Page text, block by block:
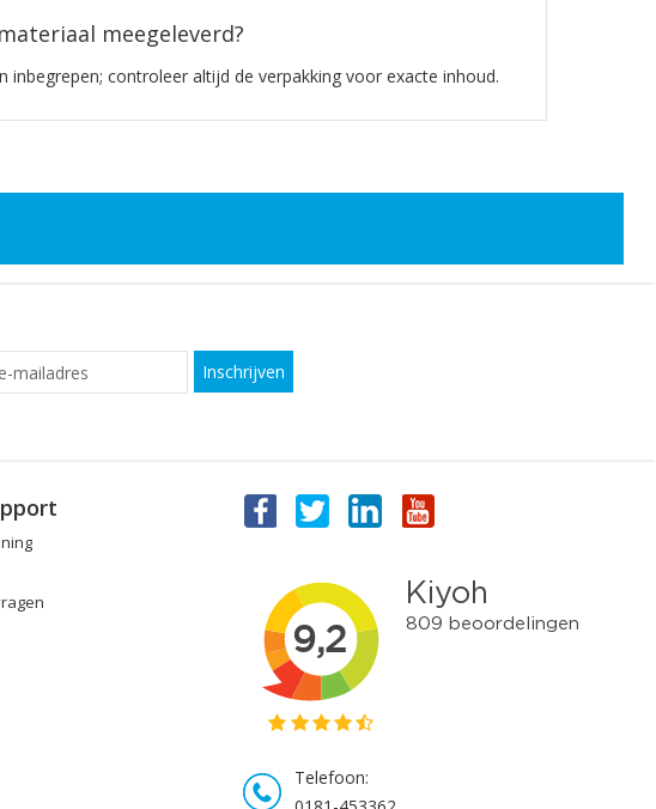
meegeleverd?
inbegrepen; controleer altijd de verpakking voor exacte inhoud.
Inschrijven
Telefoon: